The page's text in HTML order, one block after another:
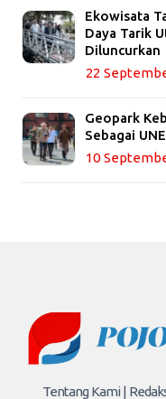
Ekowisata
Daya Tarik
Diluncurkan
22
Geopark
Sebagai
10
Tentang Kami |